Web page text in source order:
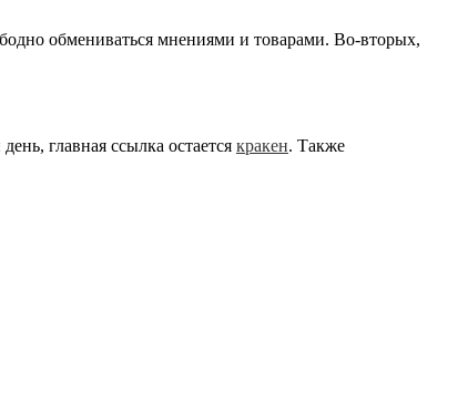
обмениваться мнениями и товарами. Во-вторых,
главная ссылка остается кракен. Также